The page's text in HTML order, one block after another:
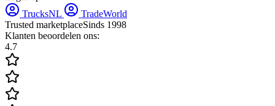
TrucksNL
TradeWorld
Trusted marketplaceSinds 1998
Klanten beoordelen ons:
4.7